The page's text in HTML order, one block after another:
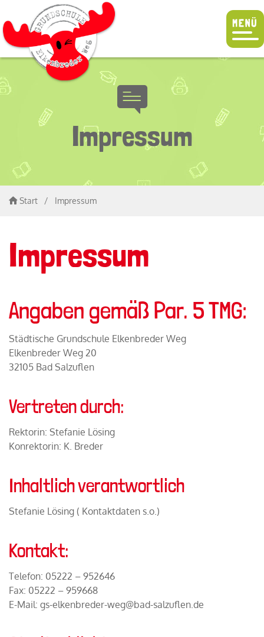
Impressum
Start / Impressum
Impressum
Angaben gemäß Par. 5 TMG:
Städtische Grundschule Elkenbreder Weg
Elkenbreder Weg 20
32105 Bad Salzuflen
Vertreten durch:
Rektorin: Stefanie Lösing
Konrektorin: K. Breder
Inhaltlich verantwortlich
Stefanie Lösing ( Kontaktdaten s.o.)
Kontakt:
Telefon: 05222 – 952646
Fax: 05222 – 959668
E-Mail: gs-elkenbreder-weg@bad-salzuflen.de